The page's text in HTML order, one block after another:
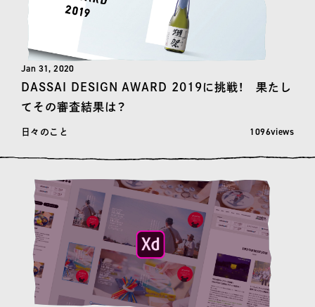
Jan 31, 2020
DASSAI DESIGN AWARD 2019に挑戦！ 果たし
てその審査結果は？
日々のこと 閲覧数: 1096
1096views